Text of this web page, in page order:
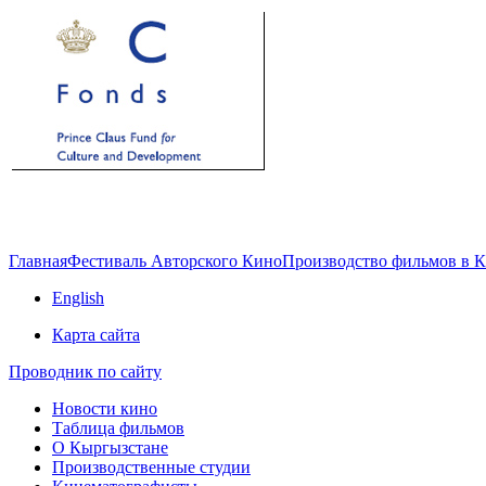
ГлавнаяФестиваль Авторского КиноПроизводство фильмов в
English
Карта сайта
Проводник по сайту
Новости кино
Таблица фильмов
О Кыргызстане
Производственные студии